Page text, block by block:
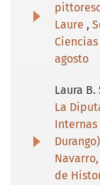
Laure ,
agosto
Laura B.
La
Internas
de